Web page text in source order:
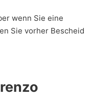
wenn Sie eine
Sie vorher Bescheid